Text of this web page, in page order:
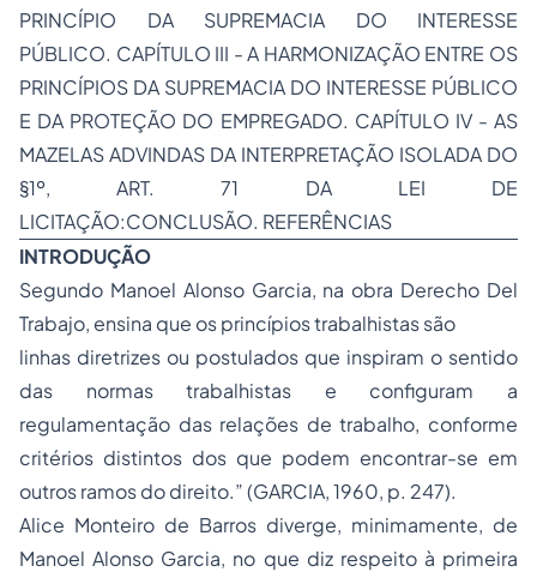
PRINCÍPIO DA SUPREMACIA DO INTERESSE
PÚBLICO. CAPÍTULO III - A HARMONIZAÇÃO ENTRE OS
PRINCÍPIOS DA SUPREMACIA DO INTERESSE PÚBLICO
E DA PROTEÇÃO DO EMPREGADO. CAPÍTULO IV - AS
MAZELAS ADVINDAS DA INTERPRETAÇÃO ISOLADA DO
§1º, ART. 71 DA LEI DE
LICITAÇÃO:CONCLUSÃO. REFERÊNCIAS
INTRODUÇÃO
Segundo Manoel Alonso Garcia, na obra Derecho Del
Trabajo, ensina que os princípios trabalhistas são
linhas diretrizes ou postulados que inspiram o sentido
das normas trabalhistas e configuram a
regulamentação das relações de trabalho, conforme
critérios distintos dos que podem encontrar-se em
outros ramos do direito.” (GARCIA, 1960, p. 247).
Alice Monteiro de Barros diverge, minimamente, de
Manoel Alonso Garcia, no que diz respeito à primeira